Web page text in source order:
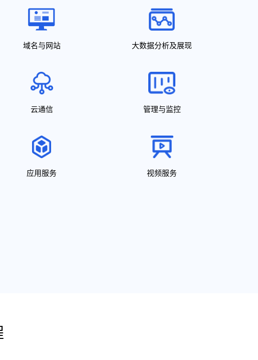
域名与网站 大数据分析及展现
云通信 管理与监控
应用服务 视频服务